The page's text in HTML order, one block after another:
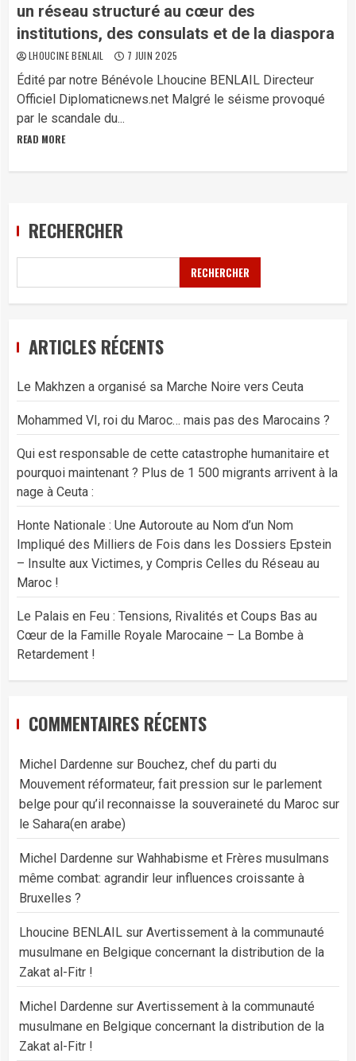
un réseau structuré au cœur des
institutions, des consulats et de la diaspora
LHOUCINE BENLAIL 7 JUIN 2025
Édité par notre Bénévole Lhoucine BENLAIL Directeur
Officiel Diplomaticnews.net Malgré le séisme provoqué
par le scandale du...
READ MORE
RECHERCHER
RECHERCHER
ARTICLES RÉCENTS
Le Makhzen a organisé sa Marche Noire vers Ceuta
Mohammed VI, roi du Maroc… mais pas des Marocains ?
Qui est responsable de cette catastrophe humanitaire et
pourquoi maintenant ? Plus de 1 500 migrants arrivent à la
nage à Ceuta :
Honte Nationale : Une Autoroute au Nom d’un Nom
Impliqué des Milliers de Fois dans les Dossiers Epstein
– Insulte aux Victimes, y Compris Celles du Réseau au
Maroc !
Le Palais en Feu : Tensions, Rivalités et Coups Bas au
Cœur de la Famille Royale Marocaine – La Bombe à
Retardement !
COMMENTAIRES RÉCENTS
Michel Dardenne sur Bouchez, chef du parti du
Mouvement réformateur, fait pression sur le parlement
belge pour qu’il reconnaisse la souveraineté du Maroc sur
le Sahara(en arabe)
Michel Dardenne sur Wahhabisme et Frères musulmans
même combat: agrandir leur influences croissante à
Bruxelles ?
Lhoucine BENLAIL sur Avertissement à la communauté
musulmane en Belgique concernant la distribution de la
Zakat al-Fitr !
Michel Dardenne sur Avertissement à la communauté
musulmane en Belgique concernant la distribution de la
Zakat al-Fitr !